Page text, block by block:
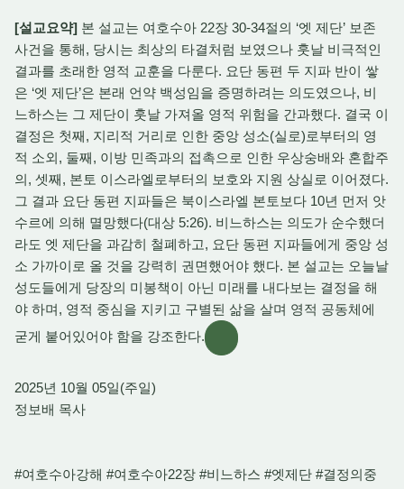
[설교요약] 본 설교는 여호수아 22장 30-34절의 ‘엣 제단’ 보존
사건을 통해, 당시는 최상의 타결처럼 보였으나 훗날 비극적인
결과를 초래한 영적 교훈을 다룬다. 요단 동편 두 지파 반이 쌓
은 ‘엣 제단’은 본래 언약 백성임을 증명하려는 의도였으나, 비
느하스는 그 제단이 훗날 가져올 영적 위험을 간과했다. 결국 이
결정은 첫째, 지리적 거리로 인한 중앙 성소(실로)로부터의 영
적 소외, 둘째, 이방 민족과의 접촉으로 인한 우상숭배와 혼합주
의, 셋째, 본토 이스라엘로부터의 보호와 지원 상실로 이어졌다.
그 결과 요단 동편 지파들은 북이스라엘 본토보다 10년 먼저 앗
수르에 의해 멸망했다(대상 5:26). 비느하스는 의도가 순수했더
라도 엣 제단을 과감히 철폐하고, 요단 동편 지파들에게 중앙 성
소 가까이로 올 것을 강력히 권면했어야 했다. 본 설교는 오늘날
성도들에게 당장의 미봉책이 아닌 미래를 내다보는 결정을 해
야 하며, 영적 중심을 지키고 구별된 삶을 살며 영적 공동체에
굳게 붙어있어야 함을 강조한다.
2025년 10월 05일(주일)
정보배 목사
#여호수아강해 #여호수아22장 #비느하스 #엣제단 #결정의중